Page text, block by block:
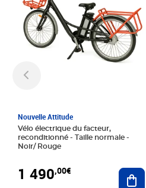
Nouvelle Attitude
Vélo électrique du facteur,
reconditionné - Taille normale -
Noir/ Rouge
1 490,00€